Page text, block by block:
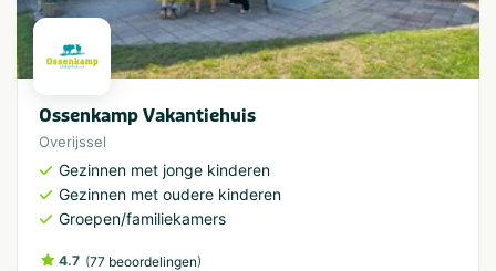
Ossenkamp Vakantiehuis
Overijssel
Gezinnen met jonge kinderen
Gezinnen met oudere kinderen
Groepen/familiekamers
4.7 (77 beoordelingen)